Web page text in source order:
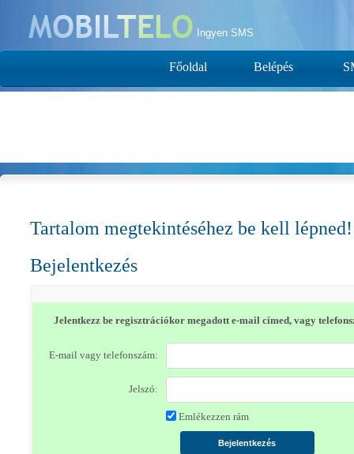
Ingyen SMS
Tartalom megtekintéséhez be kell lépned!
Bejelentkezés
Jelentkezz be regisztrációkor megadott e-mail címed, vagy
E-mail vagy telefonszám:
Jelszó:
Emlékezzen rám
Főoldal Belépés